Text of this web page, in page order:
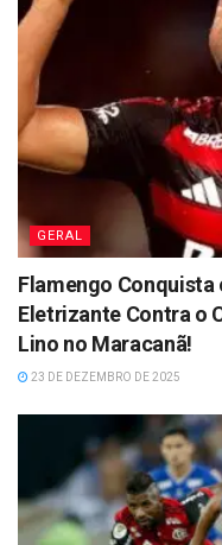
GERAL
Flamengo
Eletrizante Contra o
Lino no Maracanã!
23 DE DEZEMBRO DE 2025